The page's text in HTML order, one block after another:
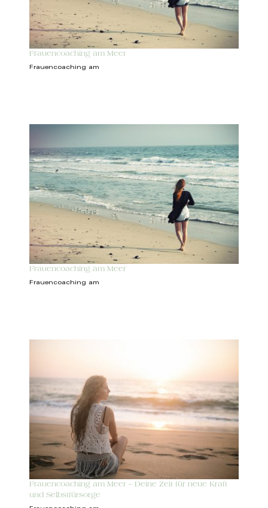
Frauencoaching am Meer
Frauencoaching am
Frauencoaching am Meer
Frauencoaching am
Frauencoaching am Meer – Deine Zeit für neue Kraft
und Selbstfürsorge